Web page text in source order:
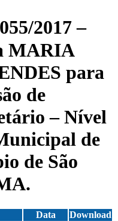
2017 –
MARIA
para
de
– Nível
de
de São
Data
Download